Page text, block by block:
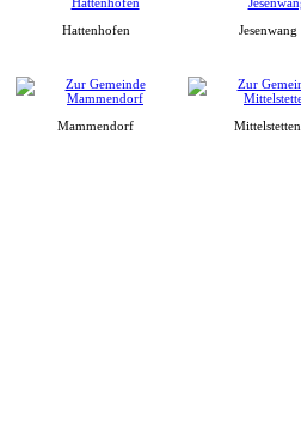
Hattenhofen Jesenwang
Mammendorf Mittelstetten